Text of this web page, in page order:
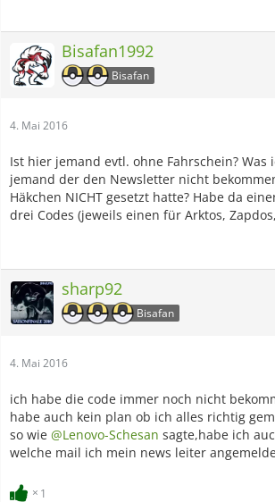
Bisafan1992
Bisafan
4. Mai 2016
Ist hier jemand evtl. ohne Fahrschein? Was
jemand der den Newsletter nicht
Häkchen NICHT gesetzt hatte? Habe da
drei Codes (jeweils einen für Arktos,
sharp92
Bisafan
4. Mai 2016
ich habe die code immer noch nicht
habe auch kein plan ob ich alles richtig
so wie @Lenovo-Schesan sagte,habe ich
welche mail ich mein news leiter
1